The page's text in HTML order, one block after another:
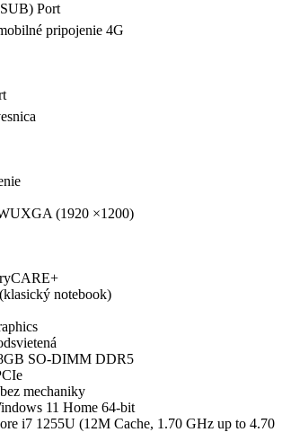
Port
pripojenie 4G
(1920 ×1200)
notebook)
SO-DIMM DDR5
bez mechaniky
11 Home 64-bit
i7 1255U (12M Cache, 1.70 GHz up to 4.70